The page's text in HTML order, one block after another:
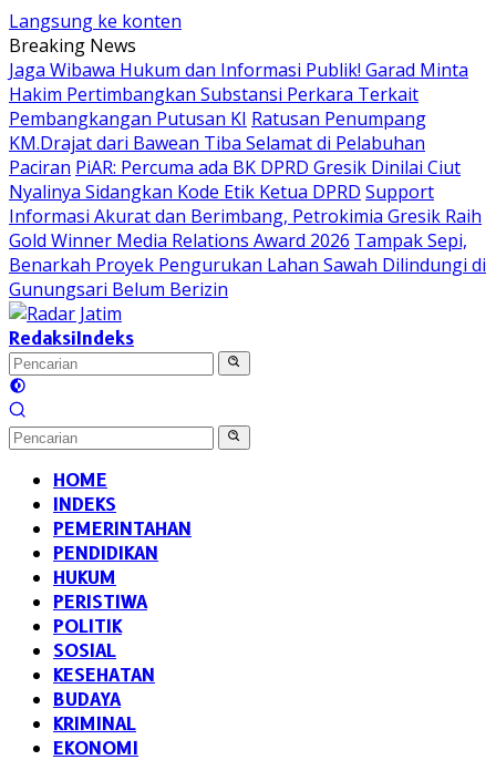
Langsung ke konten
Breaking News
Jaga Wibawa Hukum dan Informasi Publik! Garad Minta
Hakim Pertimbangkan Substansi Perkara Terkait
Pembangkangan Putusan KI Ratusan Penumpang
KM.Drajat dari Bawean Tiba Selamat di Pelabuhan
Paciran PiAR: Percuma ada BK DPRD Gresik Dinilai Ciut
Nyalinya Sidangkan Kode Etik Ketua DPRD Support
Informasi Akurat dan Berimbang, Petrokimia Gresik Raih
Gold Winner Media Relations Award 2026 Tampak Sepi,
Benarkah Proyek Pengurukan Lahan Sawah Dilindungi di
Gunungsari Belum Berizin
RedaksiIndeks
HOME
INDEKS
PEMERINTAHAN
PENDIDIKAN
HUKUM
PERISTIWA
POLITIK
SOSIAL
KESEHATAN
BUDAYA
KRIMINAL
EKONOMI